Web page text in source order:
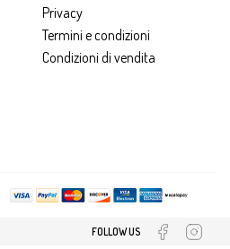
Privacy
Termini e condizioni
Condizioni di vendita
FOLLOW US